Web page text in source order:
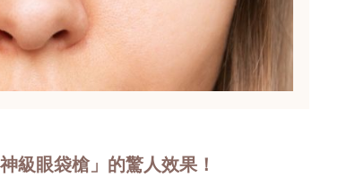
級眼袋槍」的驚人效果！